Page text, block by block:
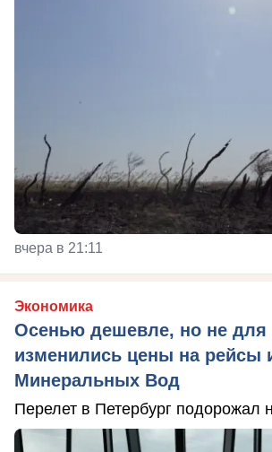
вчера в 21:11
Экономика
Осенью дешевле, но не для
изменились цены на рейсы
Минеральных Вод
Перелет в Петербург подорожал